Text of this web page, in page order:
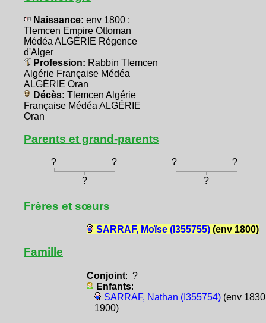
Naissance: env 1800 :
Tlemcen Empire Ottoman
Médéa ALGÉRIE Régence
d'Alger
Profession: Rabbin Tlemcen
Algérie Française Médéa
ALGÉRIE Oran
Décès: Tlemcen Algérie
Française Médéa ALGÉRIE
Oran
Parents et grand-parents
? ? ?
?
?
?
Frères et sœurs
SARRAF, Moïse (I355755)(env 1800)
Famille
Conjoint: ?
Enfants:
SARRAF, Nathan (I355754)(env
1900)